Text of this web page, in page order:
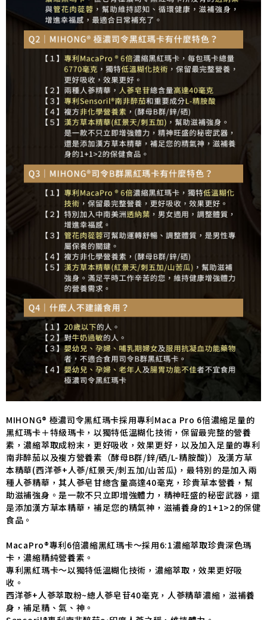
MIHONG® 極濃司令黑紅瑪卡採用專利Maca Pro 6倍濃縮足量的
黑紅瑪卡＋特級瑪卡，以獨特低溫糊化技術，保留最完整的營養
素，濃縮萃取成粉末，更好吸收，效果更好，以及加入足量的專利
南非醉茄以及複方營養素（酵母B群/鋅/硒/L-精胺酸)）及漢方草
本精華(西洋蔘+人蔘/紅景天/刺五加/山苦瓜)，最特別的是加入兩
種人蔘精華，其人蔘皂甘總含量高達40毫克，珍貴草本營養，幫
助滋補強身。是一款不只立即增強體力，精神旺盛的秘密武器，還
是添加漢方草本精華，補足您的精氣神，滋補養身的1+1>2的保健
食品。
MacaPro®專利6倍濃縮黑紅瑪卡～採用6:1濃縮萃取珍貴深色瑪
卡，濃縮精純營養素。
專利黑紅瑪卡～以獨特低溫糊化技術，濃縮萃取，效果更好吸
收。
西洋蔘+人蔘萃取粉~總人蔘皂苷40毫克，人蔘精華濃縮，滋補養
身，補足精、氣、神。